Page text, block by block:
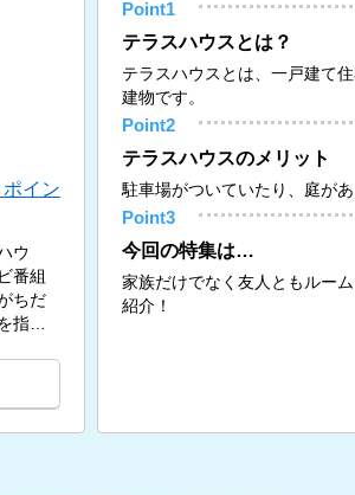
イン
ウ
番組
ちだ
指
Point1
テラスハウスとは？
テラスハウスとは、一戸建て
建物です。
Point2
テラスハウスのメリット
駐車場がついていたり、庭が
Point3
今回の特集は…
家族だけでなく友人ともルー
紹介！